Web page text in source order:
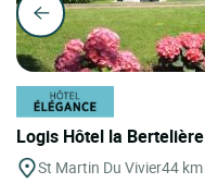
Logis Hôtel la Bertelière
St Martin Du Vivier44 km